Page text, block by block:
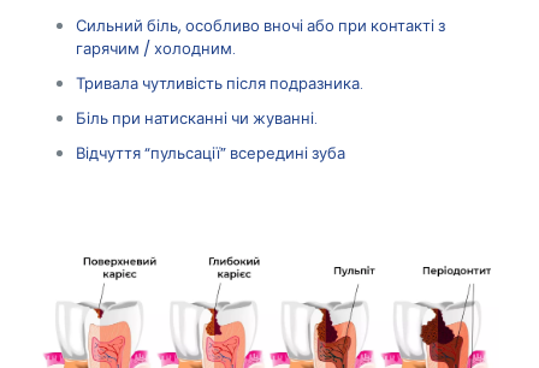
Сильний біль, особливо вночі або при контакті з
гарячим / холодним.
Тривала чутливість після подразника.
Біль при натисканні чи жуванні.
Відчуття “пульсації” всередині зуба